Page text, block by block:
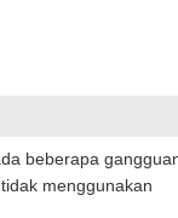
beberapa
menggunakan